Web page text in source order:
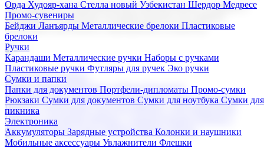
Орда Худояр-хана Стелла новый Узбекистан Шердор Медресе
Промо-сувениры
Бейджи Ланъярды Металлические брелоки Пластиковые
брелоки
Ручки
Карандаши Металлические ручки Наборы с ручками
Пластиковые ручки Футляры для ручек Эко ручки
Сумки и папки
Папки для документов Портфели-дипломаты Промо-сумки
Рюкзаки Сумки для документов Сумки для ноутбука Сумки для
пикника
Электроника
Аккумуляторы Зарядные устройства Колонки и наушники
Мобильные аксессуары Увлажнители Флешки
Мы предлагаем широкий выбор корпоративных подарков и
сувениров с логотипом. В нашем каталоге вы найдете
продукцию для бизнеса, мероприятия и клиентов.
Подарочные наборы
Бизнес наборыКофейные наборы Кошельки
Наборы из кожиНаборы ручекНаборы с аккумуляторами
Наборы с бутылками для воды
Наборы с ежедневниками
Наборы с кружками
флешкамиНовогодние наборыЧайные наборы